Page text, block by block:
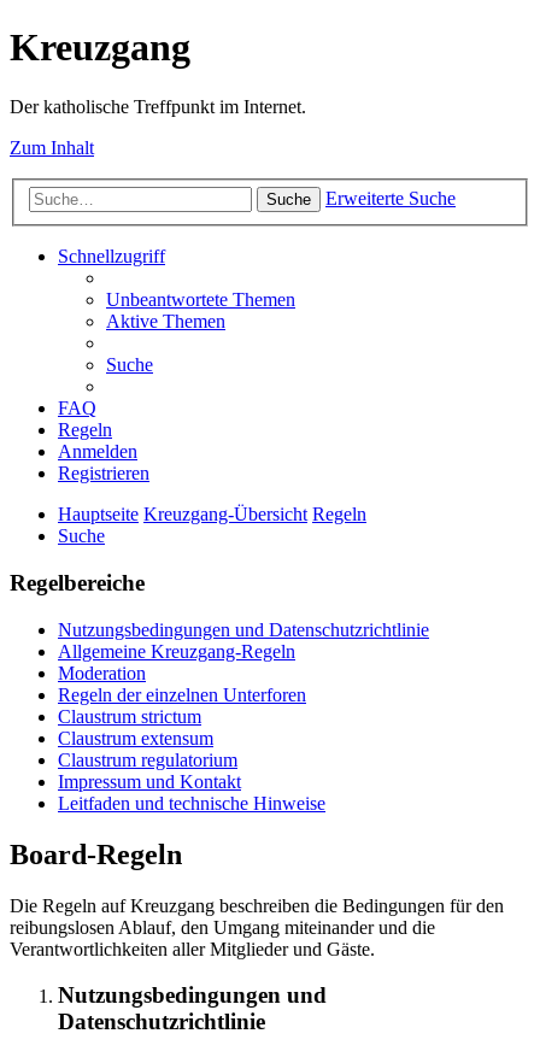
Kreuzgang
Der katholische Treffpunkt im Internet.
Zum Inhalt
Suche Erweiterte Suche
Schnellzugriff
Unbeantwortete Themen
Aktive Themen
Suche
FAQ
Regeln
Anmelden
Registrieren
Hauptseite Kreuzgang-Übersicht Regeln
Suche
Regelbereiche
Nutzungsbedingungen und Datenschutzrichtlinie
Allgemeine Kreuzgang-Regeln
Moderation
Regeln der einzelnen Unterforen
Claustrum strictum
Claustrum extensum
Claustrum regulatorium
Impressum und Kontakt
Leitfaden und technische Hinweise
Board-Regeln
Die Regeln auf Kreuzgang beschreiben die Bedingungen für den
reibungslosen Ablauf, den Umgang miteinander und die
Verantwortlichkeiten aller Mitglieder und Gäste.
Nutzungsbedingungen und
Datenschutzrichtlinie